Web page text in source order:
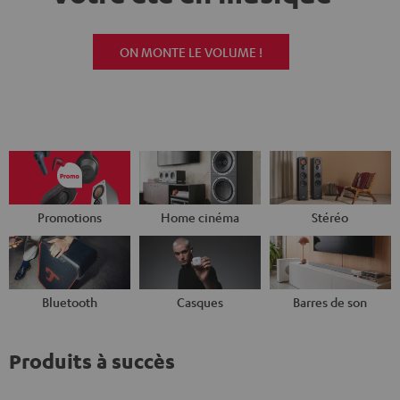
ON MONTE LE VOLUME !
Promotions Home cinéma Stéréo
Bluetooth Casques Barres de son
Produits à succès